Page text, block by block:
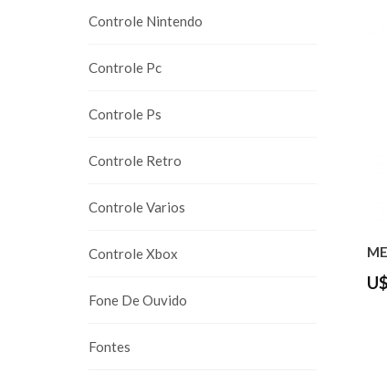
Controle Nintendo
Controle Pc
Controle Ps
Controle Retro
Controle Varios
Controle Xbox
Fone De Ouvido
Fontes